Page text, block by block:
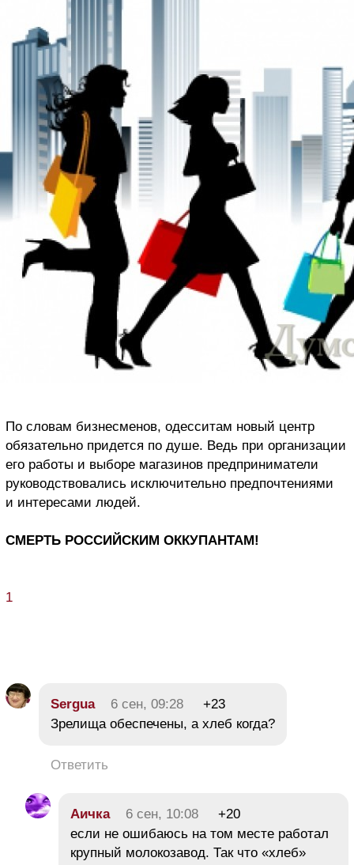
По словам бизнесменов, одесситам новый центр
обязательно придется по душе. Ведь при организации
его работы и выборе магазинов предприниматели
руководствовались исключительно предпочтениями
и интересами людей.
СМЕРТЬ РОССИЙСКИМ ОККУПАНТАМ!
1
Sergua 6 сен, 09:28
+23
Зрелища обеспечены, а хлеб когда?
Ответить
Аичка 6 сен, 10:08
+20
если не ошибаюсь на том месте работал
крупный молокозавод. Так что «хлеб»